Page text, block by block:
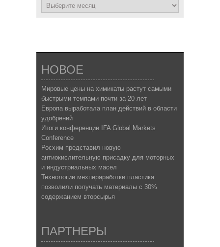
НОВОЕ
Мировые цены на химикаты растут самыми
быстрыми темпами почти за 20 лет
Европа выработала план действий в области
удобрений
Итоги конференции IFA Global Markets
Conference
Росхим представил новую
антиокислительную присадку для моторных
и индустриальных масел
Технологии мехпераработки пластика
позволили получать материалы с 30%
содержанием вторсырья
ПАРТНЕРЫ